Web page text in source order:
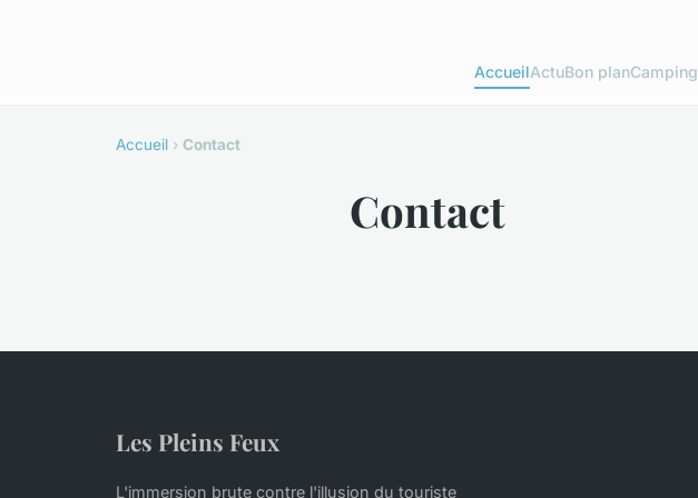
AccueilActuBon planCamping
Accueil › Contact
Contact
Les Pleins Feux
L'immersion brute contre l'illusion du touriste